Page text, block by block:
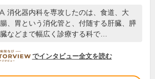
消化器内科を専攻したのは、食道、大
腸、胃という消化管と、付随する肝臓、膵
臓などまで幅広く診療する科で…
DOCTORVIEW
でインタビュー全文を読む